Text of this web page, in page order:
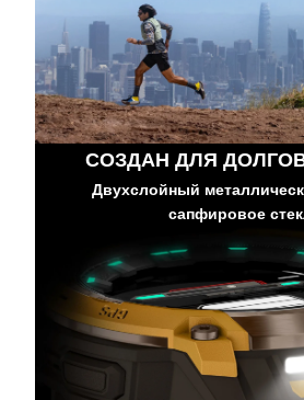
СОЗДАН ДЛЯ
Двухслойный
сапфировое